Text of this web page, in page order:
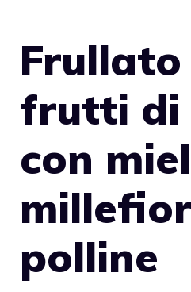
frutti di
con
polline